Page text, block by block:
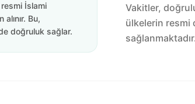
İslami
Bu,
doğruluk sağlar.
Vakitler,
ülkelerin resmi